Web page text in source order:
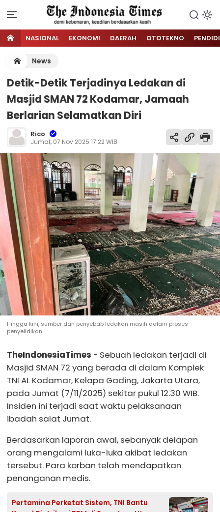
NASIONAL EKONOMI DAERAH OTOTEKNO
News
Detik-Detik Terjadinya Ledakan di
Masjid SMAN 72 Kodamar, Jamaah
Berlarian Selamatkan Diri
Rico
Jumat, 07 Nov 2025 17:22 WIB
Hingga kini, sumber dan penyebab ledakan masih dalam proses
penyelidikan.
TheIndonesiaTimes - Sebuah ledakan terjadi di
Masjid SMAN 72 yang berada di dalam Komplek
TNI AL Kodamar, Kelapa Gading, Jakarta Utara,
pada Jumat (7/11/2025) sekitar pukul 12.30 WIB.
Insiden ini terjadi saat waktu pelaksanaan
ibadah salat Jumat.
Berdasarkan laporan awal, sebanyak delapan
orang mengalami luka-luka akibat ledakan
tersebut. Para korban telah mendapatkan
penanganan medis.
Pertamina Perketat Sistem, TNI Bantu